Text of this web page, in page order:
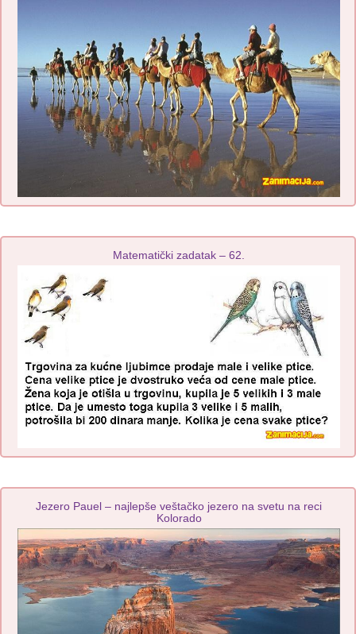
Matematički zadatak – 62.
Jezero Pauel – najlepše veštačko jezero na svetu na reci
Kolorado